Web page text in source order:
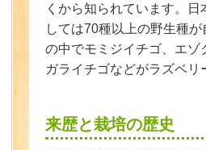
くから知られています。日
しては70種以上の野生種
の中でモミジイチゴ、エゾ
ガライチゴなどがラズベリ
来歴と栽培の歴史